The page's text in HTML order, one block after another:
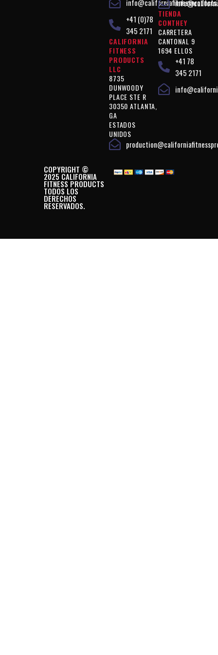
+41 (0)78
345 2171
CALIFORNIA
FITNESS
PRODUCTS
LLC
8735
DUNWOODY
PLACE STE R
30350 ATLANTA,
GA
ESTADOS
UNIDOS
TIENDA
CONTHEY
CARRETERA
CANTONAL 9
1694 ELLOS
+41 78
345 2171
COPYRIGHT ©
2025 CALIFORNIA
FITNESS PRODUCTS
TODOS LOS
DERECHOS
RESERVADOS.